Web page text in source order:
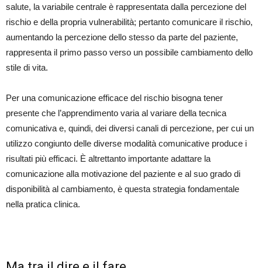
salute, la variabile centrale è rappresentata dalla percezione del
rischio e della propria vulnerabilità; pertanto comunicare il rischio,
aumentando la percezione dello stesso da parte del paziente,
rappresenta il primo passo verso un possibile cambiamento dello
stile di vita.
Per una comunicazione efficace del rischio bisogna tener
presente che l’apprendimento varia al variare della tecnica
comunicativa e, quindi, dei diversi canali di percezione, per cui un
utilizzo congiunto delle diverse modalità comunicative produce i
risultati più efficaci. È altrettanto importante adattare la
comunicazione alla motivazione del paziente e al suo grado di
disponibilità al cambiamento, è questa strategia fondamentale
nella pratica clinica.